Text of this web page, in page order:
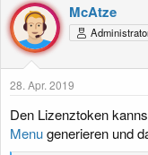
McAtze
28. Apr. 2019
Den Lizenztoken
Menugenerieren und